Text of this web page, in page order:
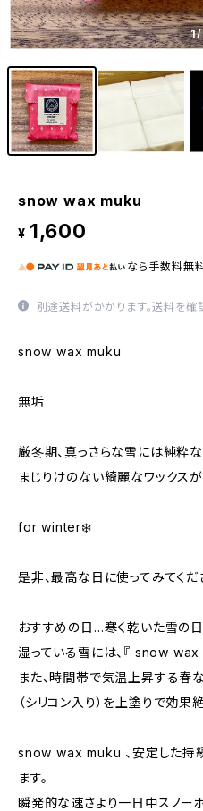
1
snow wax muku
¥ 1,600
なら 手数料無
別途送料がかかります。送料を確
snow wax muku
無垢
厳冬期、真っさらな雪には純粋
まじりけのない綺麗なワックスが
for winter❄️
是非、最高な日に使ってみてくだ
おすすめの日…寒く乾いた雪の
湿っている雪には、『 snow wax
また、時間帯で気温上昇する
（シリコン入り）を上塗りで効果
snow wax muku 、安定した持
ます。
瞬発的な速さより一日中スノー